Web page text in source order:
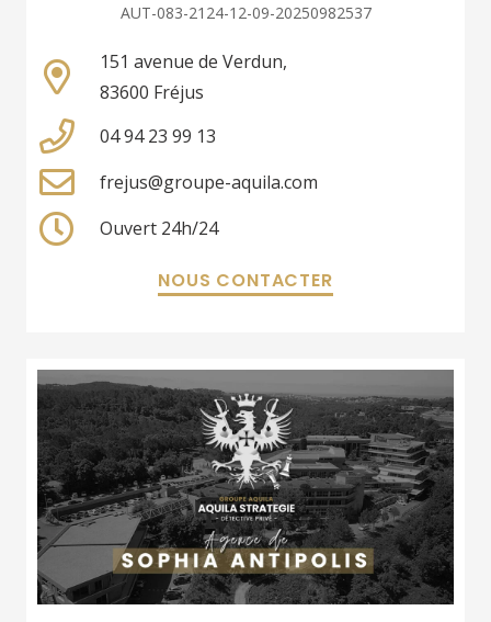
AUT-083-2124-12-09-20250982537
151 avenue de Verdun,
83600 Fréjus
04 94 23 99 13
frejus@groupe-aquila.com
Ouvert 24h/24
NOUS CONTACTER